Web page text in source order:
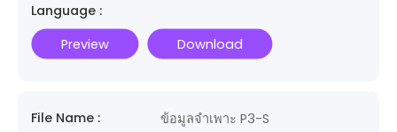
Language :
Preview
Download
File Name :
ข้อมูลจำเพาะ P3-S